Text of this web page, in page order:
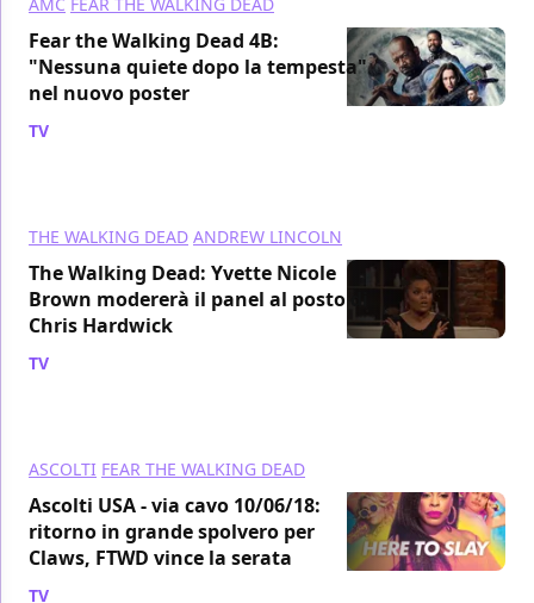
Fear the Walking Dead 4B:
"Nessuna quiete dopo la tempesta"
nel nuovo poster
TV
THE WALKING DEAD ANDREW LINCOLN
The Walking Dead: Yvette Nicole
Brown modererà il panel al posto di
Chris Hardwick
TV
ASCOLTI FEAR THE WALKING DEAD
Ascolti USA - via cavo 10/06/18:
ritorno in grande spolvero per
Claws, FTWD vince la serata
TV